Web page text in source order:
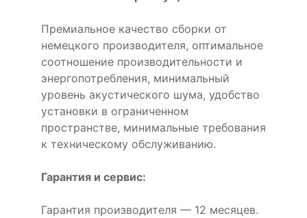
Премиальное качество сборки от
немецкого производителя, оптимальное
соотношение производительности и
энергопотребления, минимальный
уровень акустического шума, удобство
установки в ограниченном
пространстве, минимальные требования
к техническому обслуживанию.
Гарантия и сервис:
Гарантия производителя — 12 месяцев.